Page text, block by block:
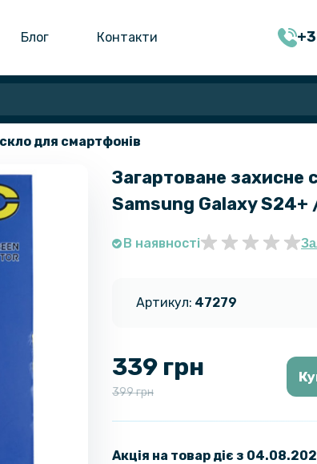
Блог Контакти
для смартфонів
Загартоване захисне
Samsung Galaxy
В наявності
Артикул: 47279
339 грн
399 грн
Акція на товар діє з